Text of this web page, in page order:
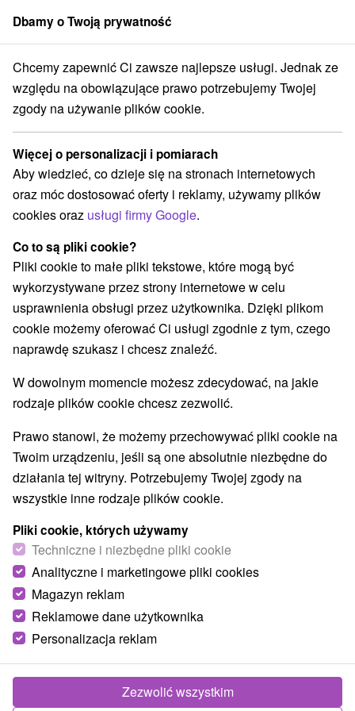
członek grupySorger
Stredné Slovensko Banskobystrický kraj Banská Štiavnica
Atrakcje dla dzieci Banská
Štiavnica a v okolí
Kategorie
Wszystkie kategorie
Jeziora, jeziora, zbiorniki wodne
Atrakcje turystyczne (4) Muzea i galerie(2)
Ogrody botaniczne(1) Atrakcje dla dzieci(4)
Zabytki techniki(1) Wieże obserwacyjne i chodniki(1)
Zamki, pałace, ruiny(2) Miejsca sakralne(1)
Obiekty architektoniczne(2)
Túry a turistické chodníky(2)
Szopka bożonarodzeniowa Bańska
Szczawnica
Dbamy o Twoją prywatność
Chcemy zapewnić Ci zawsze najlepsze usługi. Jednak ze
względu na obowiązujące prawo potrzebujemy Twojej
zgody na używanie plików cookie.
Więcej o personalizacji i pomiarach
Aby wiedzieć, co dzieje się na stronach internetowych
oraz móc dostosować oferty i reklamy, używamy plików
cookies oraz usługi firmy Google.
Co to są pliki cookie?
Pliki cookie to małe pliki tekstowe, które mogą być
wykorzystywane przez strony internetowe w celu
usprawnienia obsługi przez użytkownika. Dzięki plikom
cookie możemy oferować Ci usługi zgodnie z tym, czego
naprawdę szukasz i chcesz znaleźć.
W dowolnym momencie możesz zdecydować, na jakie
rodzaje plików cookie chcesz zezwolić.
Prawo stanowi, że możemy przechowywać pliki cookie na
Twoim urządzeniu, jeśli są one absolutnie niezbędne do
działania tej witryny. Potrzebujemy Twojej zgody na
wszystkie inne rodzaje plików cookie.
Pliki cookie, których używamy
Techniczne i niezbędne pliki cookie
Analityczne i marketingowe pliki cookies
Magazyn reklam
Reklamowe dane użytkownika
Personalizacja reklam
Zezwolić wszystkim